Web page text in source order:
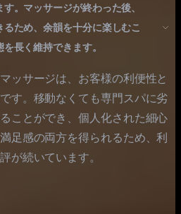
。マッサージが終わった後、
ため、余韻を十分に楽しむこ
長く維持できます。
ッサージは、お客様の利便性と
す。移動なくても専門スパに劣
ことができ、個人化された細心
足感の両方を得られるため、利
が続いています。